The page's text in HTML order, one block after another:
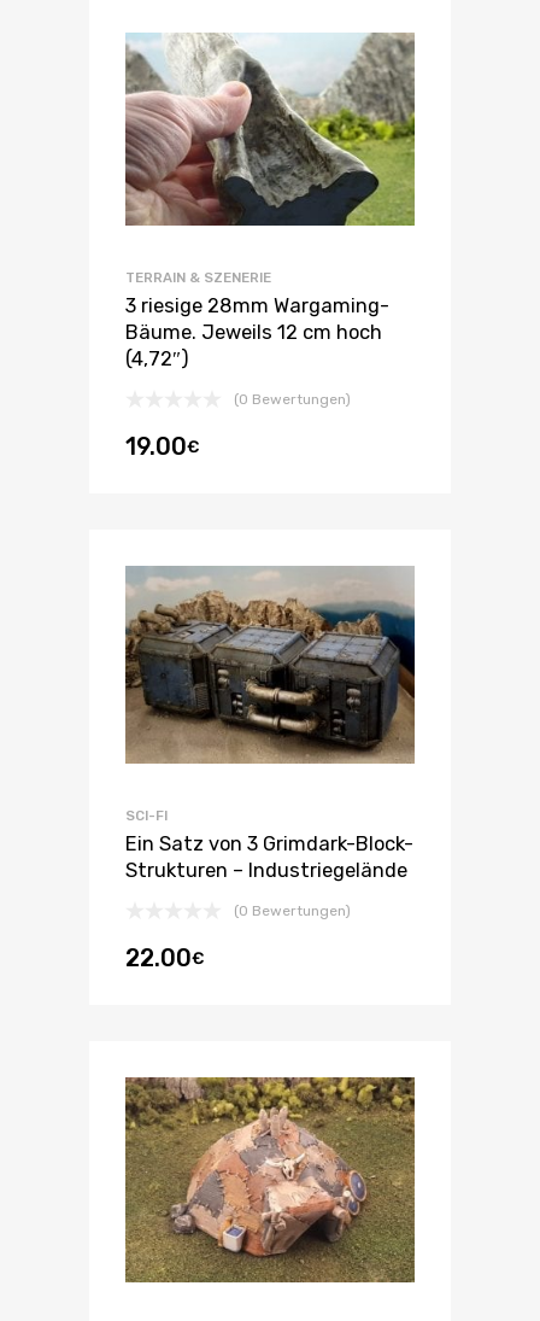
TERRAIN & SZENERIE
3 riesige 28mm Wargaming-
Bäume. Jeweils 12 cm hoch
(4,72″)
(0 Bewertungen)
19.00€
SCI-FI
Ein Satz von 3 Grimdark-Block-
Strukturen – Industriegelände
(0 Bewertungen)
22.00€